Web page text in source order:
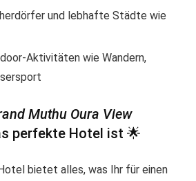
und lebhafte Städte wie
Aktivitäten wie Wandern,
Muthu Oura View
perfekte Hotel ist 🌟
bietet alles, was Ihr für einen